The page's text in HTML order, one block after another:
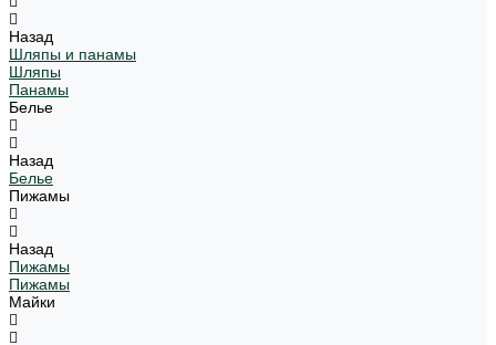
Назад
Шляпы и панамы
Шляпы
Панамы
Белье
Назад
Белье
Пижамы
Назад
Пижамы
Пижамы
Майки